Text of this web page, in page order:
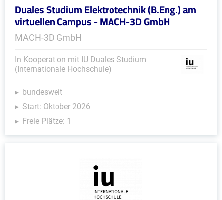
Duales Studium Elektrotechnik (B.Eng.) am
virtuellen Campus - MACH-3D GmbH
MACH-3D GmbH
In Kooperation mit IU Duales Studium
(Internationale Hochschule)
bundesweit
Start: Oktober 2026
Freie Plätze: 1